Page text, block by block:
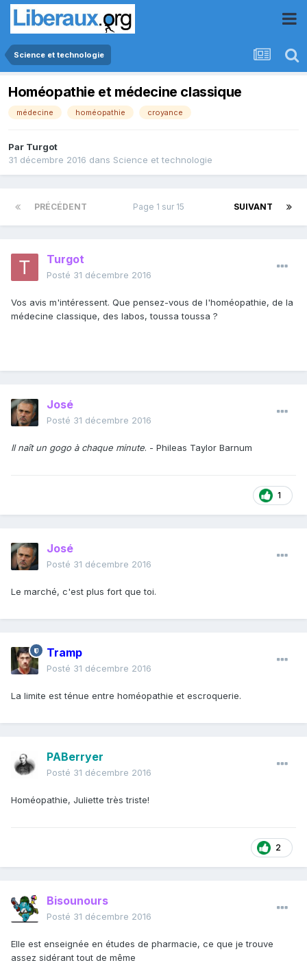
Science et technologie
Homéopathie et médecine classique
médecine homéopathie croyance
Par Turgot
31 décembre 2016 dans Science et technologie
PRÉCÉDENT SUIVANT
Page 1 sur 15
Turgot
Posté 31 décembre 2016
Vos avis m'intéressent. Que pensez-vous de l'homéopathie, de la
médecine classique, des labos, toussa toussa ?
José
Posté 31 décembre 2016
Il naît un gogo à chaque minute. - Phileas Taylor Barnum
1
José
Posté 31 décembre 2016
Le marché, c'est plus fort que toi.
Tramp
Posté 31 décembre 2016
La limite est ténue entre homéopathie et escroquerie.
PABerryer
Posté 31 décembre 2016
Homéopathie, Juliette très triste!
2
Bisounours
Posté 31 décembre 2016
Elle est enseignée en études de pharmacie, ce que je trouve
assez sidérant tout de même